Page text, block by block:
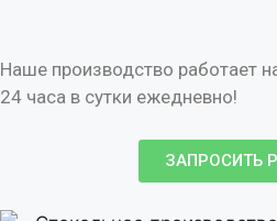
Наше производство работает
24 часа в сутки ежедневно!
ЗАПРОСИТЬ